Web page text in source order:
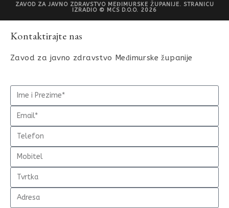
ZAVOD ZA JAVNO ZDRAVSTVO MEĐIMURSKE ŽUPANIJE. STRANICU
IZRADIO © MCS D.O.O. 2026
Kontaktirajte nas
Zavod za javno zdravstvo Međimurske županije